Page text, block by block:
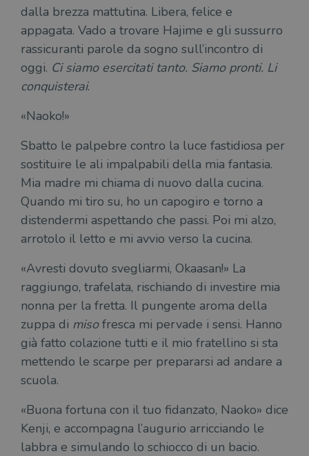
dalla brezza mattutina. Libera, felice e
appagata. Vado a trovare Hajime e gli sussurro
rassicuranti parole da sogno sull’incontro di
oggi. Ci siamo esercitati tanto. Siamo pronti. Li
conquisterai.
«Naoko!»
Sbatto le palpebre contro la luce fastidiosa per
sostituire le ali impalpabili della mia fantasia.
Mia madre mi chiama di nuovo dalla cucina.
Quando mi tiro su, ho un capogiro e torno a
distendermi aspettando che passi. Poi mi alzo,
arrotolo il letto e mi avvio verso la cucina.
«Avresti dovuto svegliarmi, Okaasan!» La
raggiungo, trafelata, rischiando di investire mia
nonna per la fretta. Il pungente aroma della
zuppa di misofresca mi pervade i sensi. Hanno
già fatto colazione tutti e il mio fratellino si sta
mettendo le scarpe per prepararsi ad andare a
scuola.
«Buona fortuna con il tuo fidanzato, Naoko» dice
Kenji, e accompagna l’augurio arricciando le
labbra e simulando lo schiocco di un bacio.